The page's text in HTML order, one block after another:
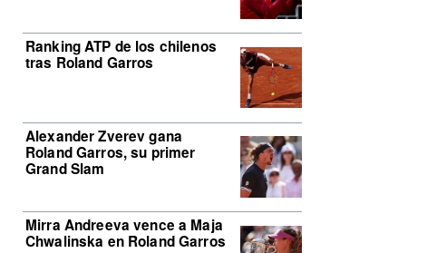
Ranking ATP de los chilenos
tras Roland Garros
Alexander Zverev gana
Roland Garros, su primer
Grand Slam
Mirra Andreeva vence a Maja
Chwalinska en Roland Garros